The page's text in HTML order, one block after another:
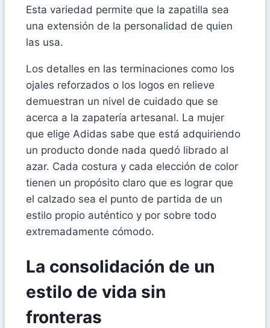
Esta variedad permite que la zapatilla sea
una extensión de la personalidad de quien
las usa.
Los detalles en las terminaciones como los
ojales reforzados o los logos en relieve
demuestran un nivel de cuidado que se
acerca a la zapatería artesanal. La mujer
que elige Adidas sabe que está adquiriendo
un producto donde nada quedó librado al
azar. Cada costura y cada elección de color
tienen un propósito claro que es lograr que
el calzado sea el punto de partida de un
estilo propio auténtico y por sobre todo
extremadamente cómodo.
La consolidación de un
estilo de vida sin
fronteras